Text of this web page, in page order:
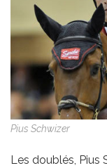
Pius Schwizer
Les doublés, Pius